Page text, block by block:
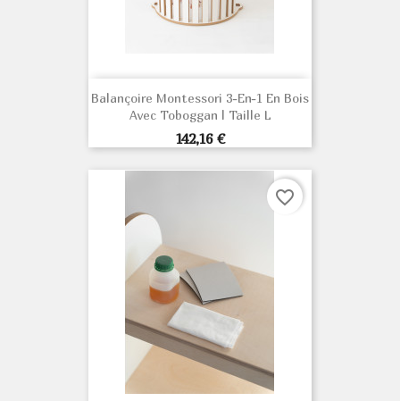
Balançoire Montessori 3-En-1 En Bois
Avec Toboggan | Taille L
Prix
142,16 €
favorite_border